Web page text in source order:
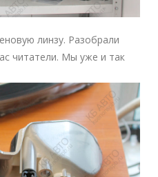
линзу. Разобрали
читатели. Мы уже и так